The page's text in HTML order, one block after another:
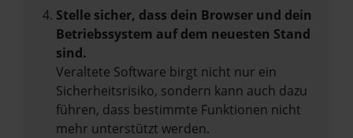
Stelle sicher, dass dein Browser und dein
Betriebssystem auf dem neuesten Stand
sind.
Veraltete Software birgt nicht nur ein
Sicherheitsrisiko, sondern kann auch dazu
führen, dass bestimmte Funktionen nicht
mehr unterstützt werden.